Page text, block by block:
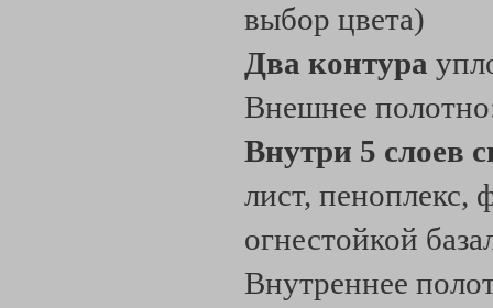
выбор цвета)
Два контура
Внешнее
Внутри 5 слоев
лист, пеноплекс,
огнестойкой
Внутреннее